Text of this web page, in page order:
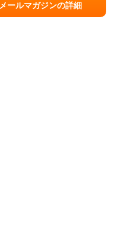
メールマガジンの詳細